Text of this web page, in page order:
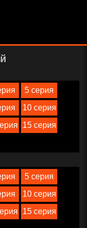
5 серия
10 серия
15 серия
5 серия
10 серия
15 серия